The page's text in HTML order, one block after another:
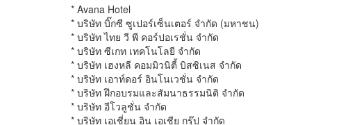
* Avana Hotel
* บริษัท บิ๊กซี ซูเปอร์เซ็นเตอร์ จำกัด (มหาชน)
* บริษัท ไทย วี พี คอร์ปอเรชั่น จำกัด
* บริษัท ซีเกท เทคโนโลยี จำกัด
* บริษัท เฮงหลี คอมมิวนิตี้ บิสซิเนส จำกัด
* บริษัท เอาท์ดอร์ อินโนเวชั่น จำกัด
* บริษัท ฝึกอบรมและสัมนาธรรมนิติ จำกัด
* บริษัท อีโวลูชั่น จำกัด
* บริษัท เอเชี่ยน อิน เอเชีย กรุ๊ป จำกัด